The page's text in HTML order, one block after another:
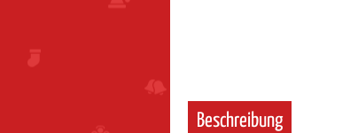
Beschreibung